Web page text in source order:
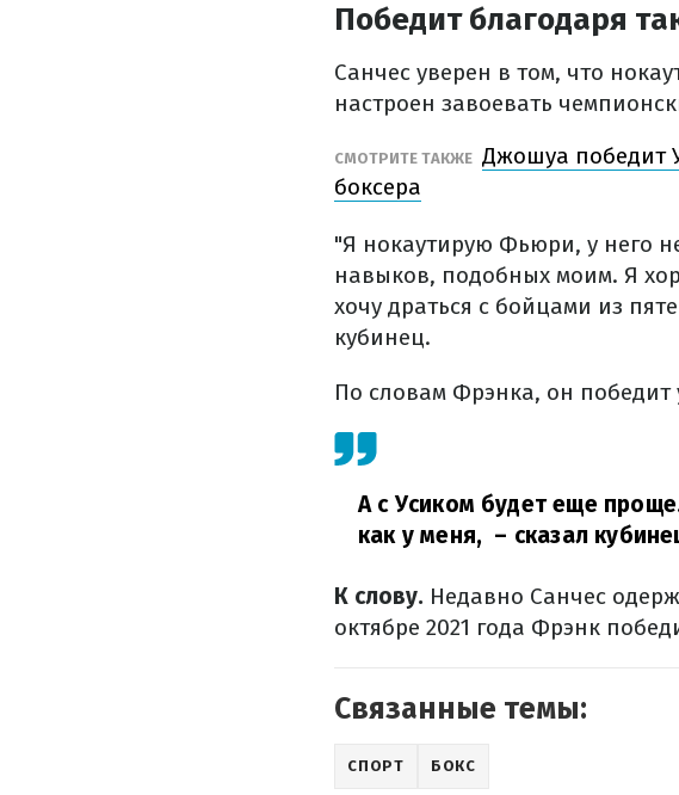
Победит благодаря
Санчес уверен в том, что
настроен завоевать
СМОТРИТЕ ТАКЖЕ Джошуа победит
боксера
"Я нокаутирую Фьюри, у него
навыков, подобных моим. Я
хочу драться с бойцами из
кубинец.
По словам Фрэнка, он победит
А с Усиком будет еще
как у меня, – сказал
К слову. Недавно Санчес
октябре 2021 года Фрэнк
Связанные темы:
СПОРТ БОКС